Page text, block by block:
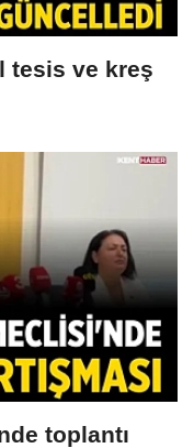
tesis ve kreş
toplantı